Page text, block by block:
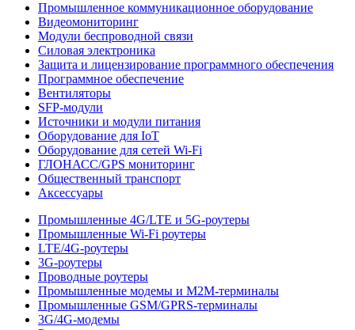
Промышленное коммуникационное оборудование
Видеомониторинг
Модули беспроводной связи
Силовая электроника
Защита и лицензирование программного обеспечения
Программное обеспечение
Вентиляторы
SFP-модули
Источники и модули питания
Оборудование для IoT
Оборудование для сетей Wi-Fi
ГЛОНАСС/GPS мониторинг
Общественный транспорт
Аксессуары
Промышленные 4G/LTE и 5G-роутеры
Промышленные Wi-Fi роутеры
LTE/4G-роутеры
3G-роутеры
Проводные роутеры
Промышленные модемы и M2M-терминалы
Промышленные GSM/GPRS-терминалы
3G/4G-модемы